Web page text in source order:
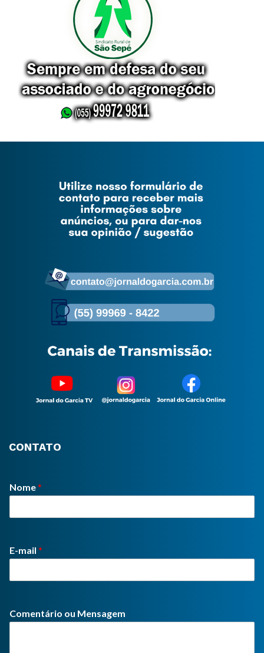
CONTATO
Nome*
E-mail *
Comentário ou Mensagem